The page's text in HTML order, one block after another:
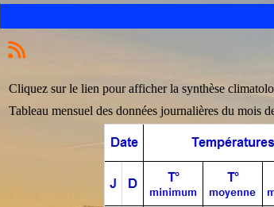
Cliquez sur le lien pour afficher la synthèse
Tableau mensuel des données journalières du mois